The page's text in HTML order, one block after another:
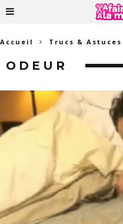
Accueil Trucs & Astuces
ODEUR